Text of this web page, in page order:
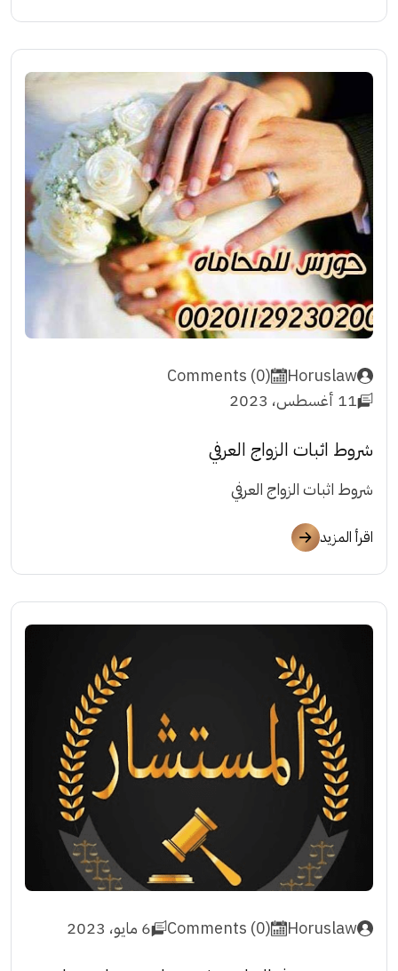
Horuslaw
Comments (0)
11 أغسطس، 2023
شروط اثبات الزواج العرفي
شروط اثبات الزواج العرفي
اقرأ المزيد
Horuslaw
Comments (0) 6 مايو، 2023